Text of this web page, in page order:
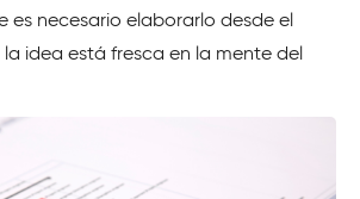
es necesario elaborarlo desde el
idea está fresca en la mente del